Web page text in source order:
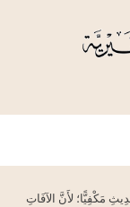
مَكْفِيًّا؛ لأَنَّ الآفَاتِ